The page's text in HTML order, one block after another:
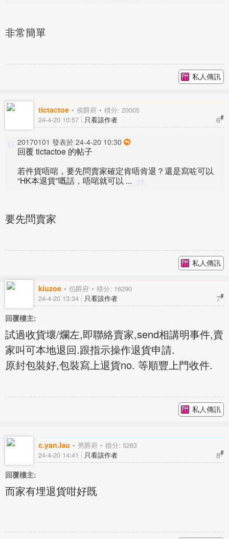
非常簡單
私人傳訊
tictactoe 侯爵府 積分: 20005
6#
24-4-20 10:57 只看該作者
20170101 發表於 24-4-20 10:30
回覆 tictactoe 的帖子
若件貨唔啱，要先問賣家確定肯唔肯退？還是寫咗可以
“HK本退貨”嘅話，唔啱就可以 ...
要先問賣家
私人傳訊
kiuzoe 伯爵府 積分: 16290
7#
24-4-20 13:34 只看該作者
回覆樓主:
試過收貨壞/爛左,即聯絡賣家,send相講明事件,賣
家叫可本地退回.跟指示操作退貨申請.
原封包裝好,包裝寫上退貨no. 等順豐上門收件.
私人傳訊
c.yan.lau 男爵府 積分: 5263
8#
24-4-20 14:41 只看該作者
回覆樓主:
而家有埋退貨咁好既